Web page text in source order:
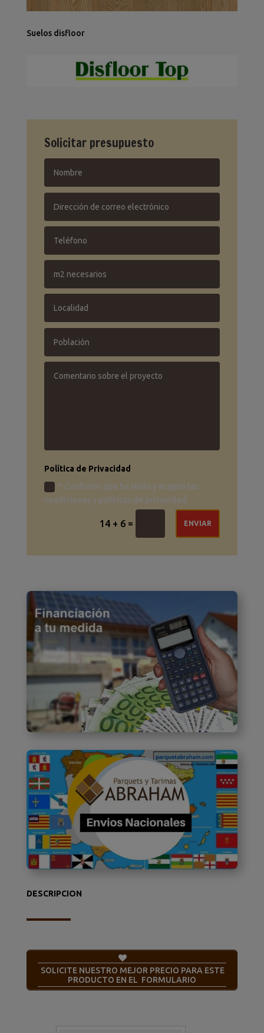
Suelos disfloor
Solicitar presupuesto
Política de Privacidad
* Confirmo que he leído y acepto las
condiciones y políticas de privacidad.
14 + 6 = ENVIAR
DESCRIPCION
SOLICITE NUESTRO MEJOR PRECIO PARA ESTE
PRODUCTO EN EL FORMULARIO